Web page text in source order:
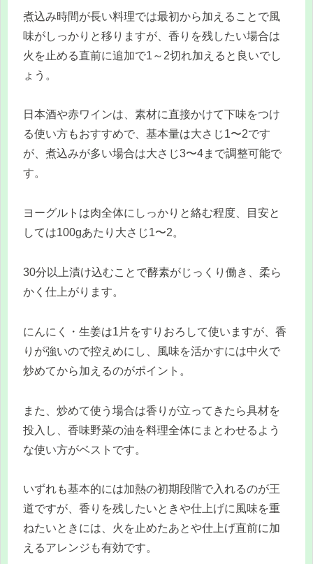
煮込み時間が長い料理では最初から加えることで風
味がしっかりと移りますが、香りを残したい場合は
火を止める直前に追加で1～2切れ加えると良いでし
ょう。
日本酒や赤ワインは、素材に直接かけて下味をつけ
る使い方もおすすめで、基本量は大さじ1〜2です
が、煮込みが多い場合は大さじ3〜4まで調整可能で
す。
ヨーグルトは肉全体にしっかりと絡む程度、目安と
しては100gあたり大さじ1〜2。
30分以上漬け込むことで酵素がじっくり働き、柔ら
かく仕上がります。
にんにく・生姜は1片をすりおろして使いますが、香
りが強いので控えめにし、風味を活かすには中火で
炒めてから加えるのがポイント。
また、炒めて使う場合は香りが立ってきたら具材を
投入し、香味野菜の油を料理全体にまとわせるよう
な使い方がベストです。
いずれも基本的には加熱の初期段階で入れるのが王
道ですが、香りを残したいときや仕上げに風味を重
ねたいときには、火を止めたあとや仕上げ直前に加
えるアレンジも有効です。